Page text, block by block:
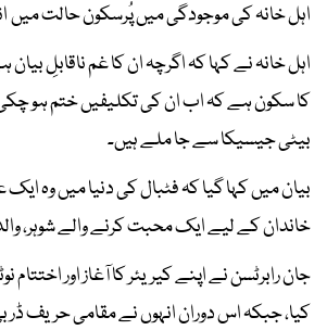
اہل خانہ کی موجودگی میں پُرسکون حالت میں
اہل خانہ نے کہا کہ اگرچہ ان کا غم ناقابلِ
کا سکون ہے کہ اب ان کی تکلیفیں ختم ہو چکی
بیٹی جیسیکا سے جا ملے ہیں۔
بیان میں کہا گیا کہ فٹبال کی دنیا میں وہ
خاندان کے لیے ایک محبت کرنے والے شوہر،
جان رابرٹسن نے اپنے کیریئر کا آغاز اور
کیا، جبکہ اس دوران انہوں نے مقامی حریف